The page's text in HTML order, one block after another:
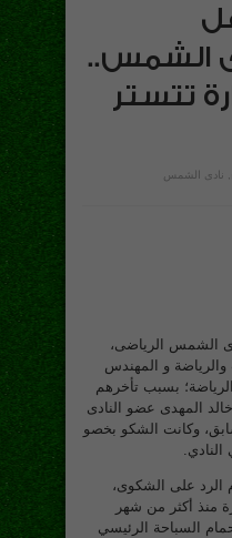
الشمس..
تتستر
نادى الشمس
الشمس الرياضى،
والرياضة و المهندس
بسبب تأخرهم
المهدى عضو النادى
وكانت الشكو بخصو
على الشكوى،
منذ أكثر من شهر
السباحة الرئيسي